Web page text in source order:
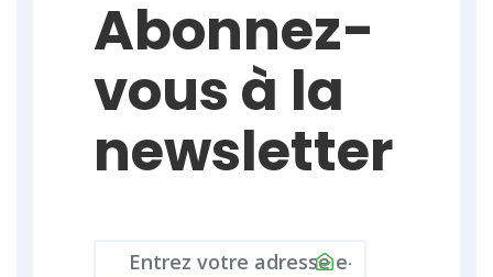
Abonnez-
vous à la
newsletter